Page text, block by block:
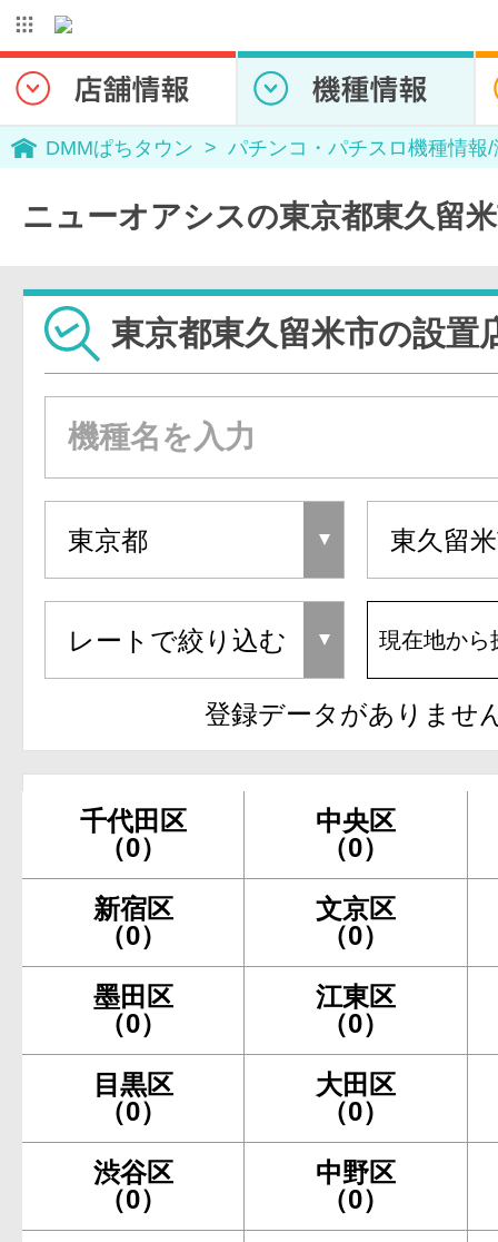
DMMぱちタウン パチンコ・パチスロ機種情報
ニューオアシスの東京都東久留
東京都東久留米市の設置
現在地から
登録データがありませ
千代田区
（0）
中央区
（0）
新宿区
（0）
文京区
（0）
墨田区
（0）
江東区
（0）
目黒区
（0）
大田区
（0）
渋谷区
（0）
中野区
（0）